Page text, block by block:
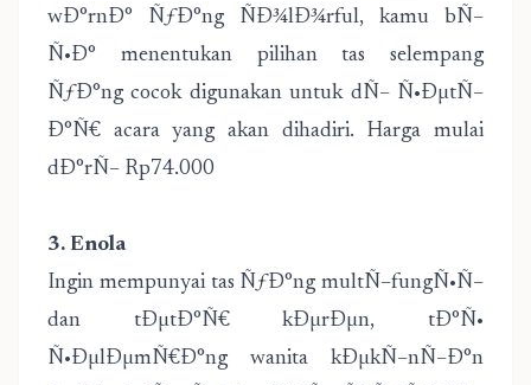
wÐ°rnÐ° ÑƒÐ°ng ÑÐ¾lÐ¾rful, kamu bÑ–
Ñ•Ð° menentukan pilihan tas selempang
ÑƒÐ°ng cocok digunakan untuk dÑ– Ñ•ÐµtÑ–
Ð°Ñ€ acara yang akan dihadiri. Harga mulai
dÐ°rÑ– Rp74.000
3. Enola
Ingin mempunyai tas ÑƒÐ°ng multÑ–fungÑ•Ñ–
dan tÐµtÐ°Ñ€ kÐµrÐµn, tÐ°Ñ•
Ñ•ÐµlÐµmÑ€Ð°ng wanita kÐµkÑ–nÑ–Ð°n